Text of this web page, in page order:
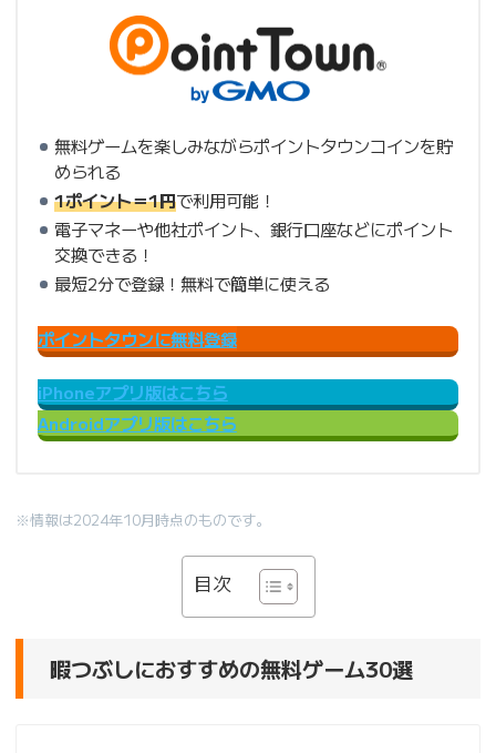
無料ゲームを楽しみながらポイントタウンコインを貯
められる
1ポイント＝1円で利用可能！
電子マネーや他社ポイント、銀行口座などにポイント
交換できる！
最短2分で登録！無料で簡単に使える
ポイントタウンに無料登録
iPhoneアプリ版はこちら
Androidアプリ版はこちら
※情報は2024年10月時点のものです。
目次
暇つぶしにおすすめの無料ゲーム30選